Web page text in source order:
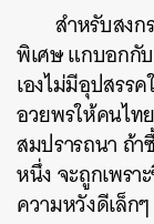
สำหรับสงก
พิเศษ แกบอกกับ
เองไม่มีอุปสรร
อวยพรให้คนไท
สมปรารถนา ถ้
หนึ่ง จะถูกเพร
ความหวังดีเล็ก